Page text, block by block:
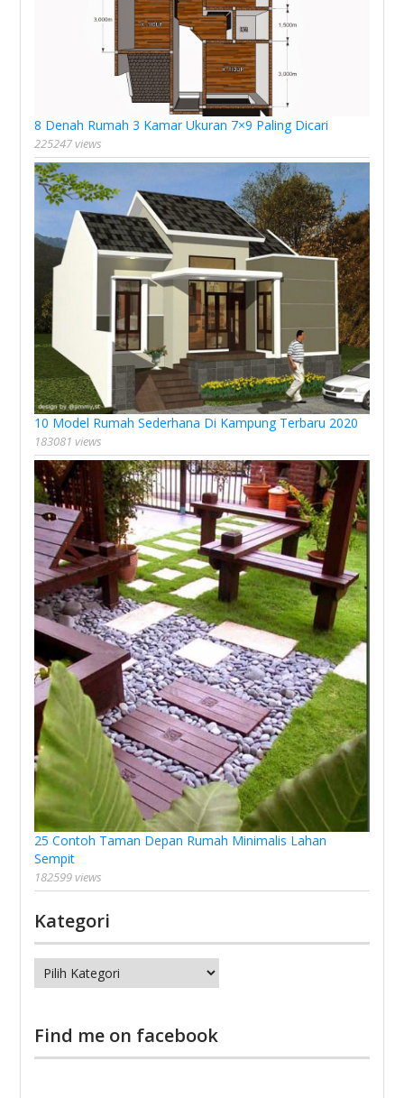
8 Denah Rumah 3 Kamar Ukuran 7×9 Paling Dicari
225247 views
10 Model Rumah Sederhana Di Kampung Terbaru 2020
183081 views
25 Contoh Taman Depan Rumah Minimalis Lahan
Sempit
182599 views
Kategori
Kategori
Find me on facebook